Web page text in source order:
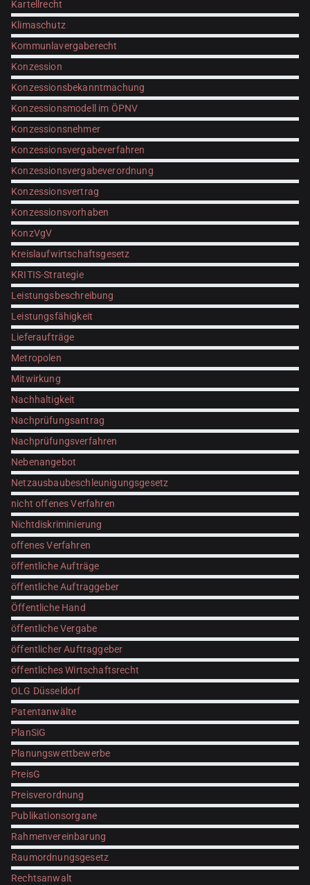
Kartellrecht
Klimaschutz
Kommunlavergaberecht
Konzession
Konzessionsbekanntmachung
Konzessionsmodell im ÖPNV
Konzessionsnehmer
Konzessionsvergabeverfahren
Konzessionsvergabeverordnung
Konzessionsvertrag
Konzessionsvorhaben
KonzVgV
Kreislaufwirtschaftsgesetz
KRITIS-Strategie
Leistungsbeschreibung
Leistungsfähigkeit
Lieferaufträge
Metropolen
Mitwirkung
Nachhaltigkeit
Nachprüfungsantrag
Nachprüfungsverfahren
Nebenangebot
Netzausbaubeschleunigungsgesetz
nicht offenes Verfahren
Nichtdiskriminierung
offenes Verfahren
öffentliche Aufträge
öffentliche Auftraggeber
Öffentliche Hand
öffentliche Vergabe
öffentlicher Auftraggeber
öffentliches Wirtschaftsrecht
OLG Düsseldorf
Patentanwälte
PlanSiG
Planungswettbewerbe
PreisG
Preisverordnung
Publikationsorgane
Rahmenvereinbarung
Raumordnungsgesetz
Rechtsanwalt